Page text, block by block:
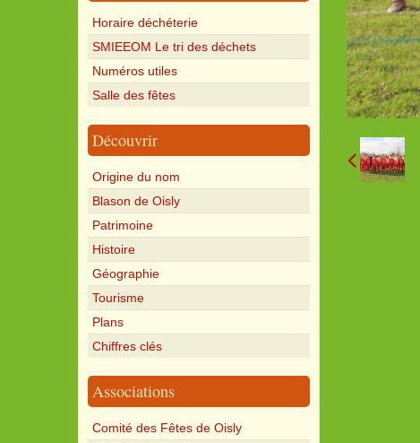
Horaire déchéterie
SMIEEOM Le tri des déchets
Numéros utiles
Salle des fêtes
Découvrir
Origine du nom
Blason de Oisly
Patrimoine
Histoire
Géographie
Tourisme
Plans
Chiffres clés
Associations
Comité des Fêtes de Oisly